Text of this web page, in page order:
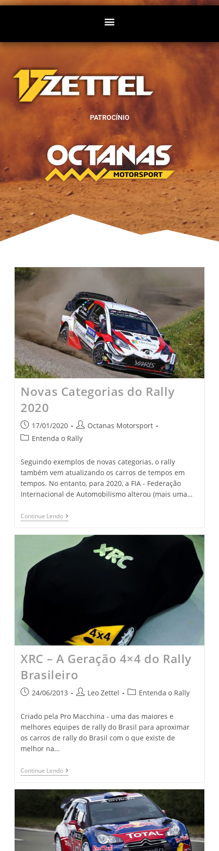
PATROCÍNIO
Novas Categorias do Rally
2020
17/01/2020
Octanas Motorsport
Entenda o Rally
Seguindo exemplos de novas categorias, o rally
também vem atualizando os carros de tempos em
tempos. No entanto, para 2020, a FIA - Federação
Internacional de Automobilismo alterou (mais uma…
Continue Lendo
XRC – A Geração 4×4 do Rally
Brasileiro
24/06/2013 Leo Zettel Entenda o Rally
Criado pela Pro Macchina - uma das maiores e
melhores equipes de rally do Brasil para aproximar
os carros de rally do Brasil com o que existe de
melhor na…
Continue Lendo